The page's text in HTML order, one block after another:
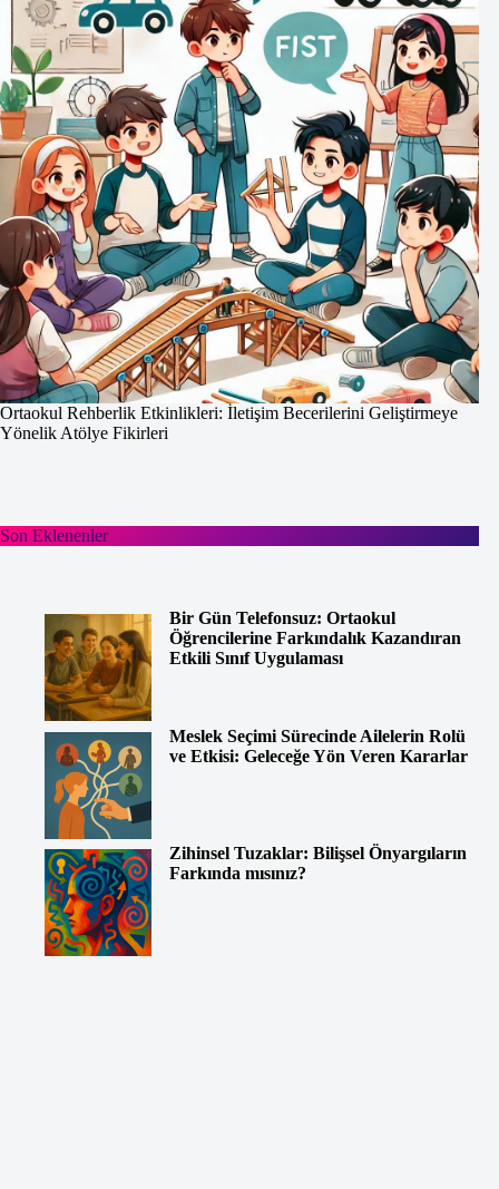
Ortaokul Rehberlik Etkinlikleri: İletişim Becerilerini Geliştirmeye
Yönelik Atölye Fikirleri
Son Eklenenler
Bir Gün Telefonsuz: Ortaokul
Öğrencilerine Farkındalık Kazandıran
Etkili Sınıf Uygulaması
Meslek Seçimi Sürecinde Ailelerin Rolü
ve Etkisi: Geleceğe Yön Veren Kararlar
Zihinsel Tuzaklar: Bilişsel Önyargıların
Farkında mısınız?